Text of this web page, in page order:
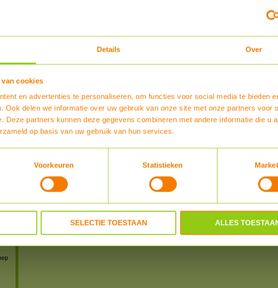
Details Over
van cookies
en advertenties te personaliseren, om functies voor social media te bieden
Ook delen we informatie over uw gebruik van onze site met onze partners voor
Deze partners kunnen deze gegevens combineren met andere informatie die u
op basis van uw gebruik van hun services.
Voorkeuren Statistieken
SELECTIE TOESTAAN ALLES
SCHRIJF EEN REVIEW
POSTED
powered bymyShop.com